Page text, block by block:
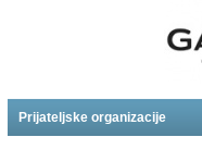
Prijateljske organizacije